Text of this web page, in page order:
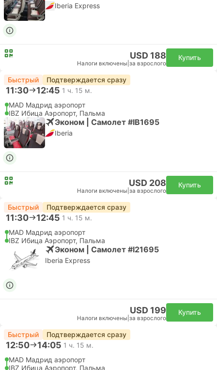
Iberia Express
USD 188
Налоги включены за взрослого
Купить
Быстрый Подтверждается сразу
11:30 12:45 1 ч. 15 м.
MAD Мадрид аэропорт
IBZ Ибица Аэропорт, Пальма
Эконом | Самолет #IB1695
Iberia
USD 208
Налоги включены за взрослого
Купить
Быстрый Подтверждается сразу
11:30 12:45 1 ч. 15 м.
MAD Мадрид аэропорт
IBZ Ибица Аэропорт, Пальма
Эконом | Самолет #I21695
Iberia Express
USD 199
Налоги включены за взрослого
Купить
Быстрый Подтверждается сразу
12:50 14:05 1 ч. 15 м.
MAD Мадрид аэропорт
IBZ Ибица Аэропорт, Пальма